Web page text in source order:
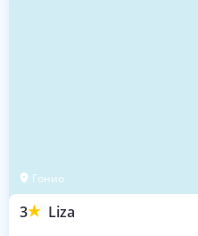
Гонио
3 Liza